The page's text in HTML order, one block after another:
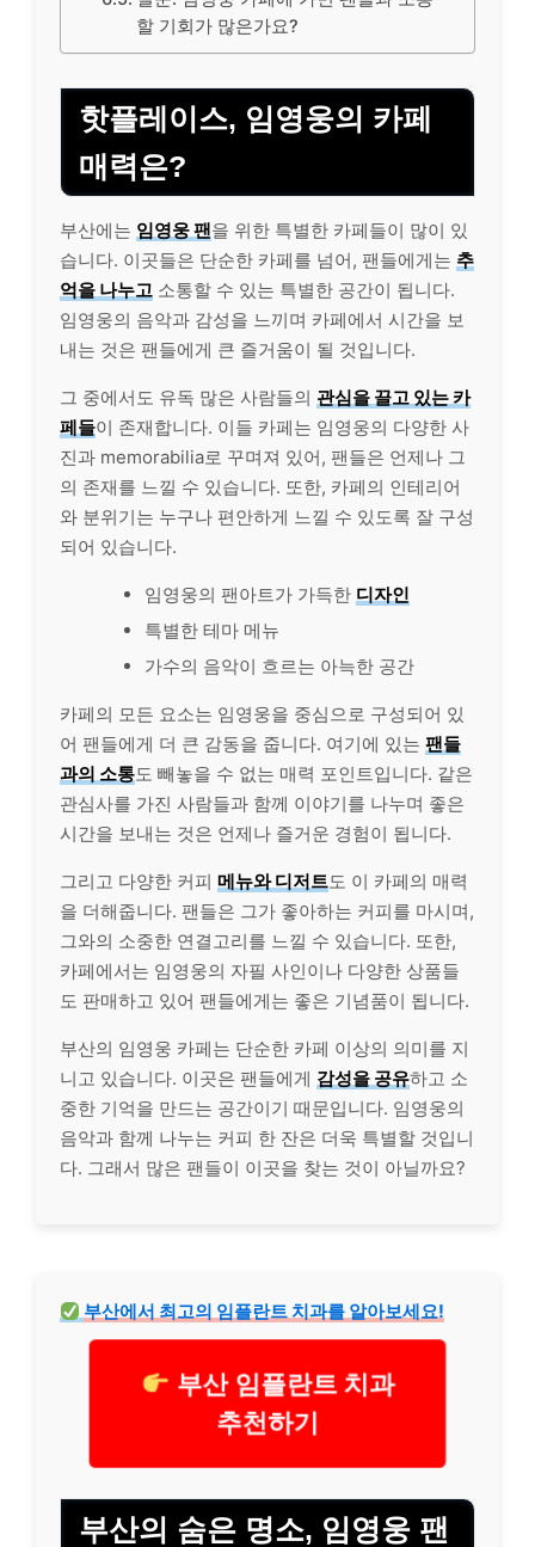
할 기회가 많은가요?
핫플레이스, 임영웅의 카페
매력은?
부산에는 임영웅 팬을 위한 특별한 카페들이 많이 있
습니다. 이곳들은 단순한 카페를 넘어, 팬들에게는 추
억을 나누고 소통할 수 있는 특별한 공간이 됩니다.
임영웅의 음악과 감성을 느끼며 카페에서 시간을 보
내는 것은 팬들에게 큰 즐거움이 될 것입니다.
그 중에서도 유독 많은 사람들의 관심을 끌고 있는 카
페들이 존재합니다. 이들 카페는 임영웅의 다양한 사
진과 memorabilia로 꾸며져 있어, 팬들은 언제나 그
의 존재를 느낄 수 있습니다. 또한, 카페의 인테리어
와 분위기는 누구나 편안하게 느낄 수 있도록 잘 구성
되어 있습니다.
임영웅의 팬아트가 가득한 디자인
특별한 테마 메뉴
가수의 음악이 흐르는 아늑한 공간
카페의 모든 요소는 임영웅을 중심으로 구성되어 있
어 팬들에게 더 큰 감동을 줍니다. 여기에 있는 팬들
과의 소통도 빼놓을 수 없는 매력 포인트입니다. 같은
관심사를 가진 사람들과 함께 이야기를 나누며 좋은
시간을 보내는 것은 언제나 즐거운 경험이 됩니다.
그리고 다양한 커피 메뉴와 디저트도 이 카페의 매력
을 더해줍니다. 팬들은 그가 좋아하는 커피를 마시며,
그와의 소중한 연결고리를 느낄 수 있습니다. 또한,
카페에서는 임영웅의 자필 사인이나 다양한 상품들
도 판매하고 있어 팬들에게는 좋은 기념품이 됩니다.
부산의 임영웅 카페는 단순한 카페 이상의 의미를 지
니고 있습니다. 이곳은 팬들에게 감성을 공유하고 소
중한 기억을 만드는 공간이기 때문입니다. 임영웅의
음악과 함께 나누는 커피 한 잔은 더욱 특별할 것입니
다. 그래서 많은 팬들이 이곳을 찾는 것이 아닐까요?
부산에서 최고의 임플란트치과를 알아보세요!
부산 임플란트 치과
추천하기
부산의 숨은 명소, 임영웅 팬